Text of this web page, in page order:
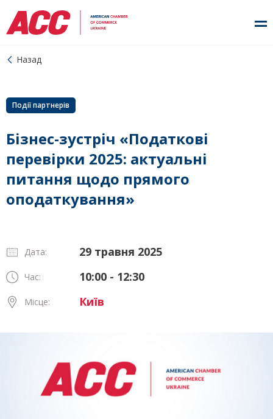
Назад
Події партнерів
Бізнес-зустріч «Податкові
перевірки 2025: актуальні
питання щодо прямого
оподаткування»
Дата: 29 травня 2025
Час: 10:00 - 12:30
Місце: Київ